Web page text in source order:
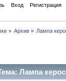
Вход Регистрация
» Архив » Лампа
Лампа